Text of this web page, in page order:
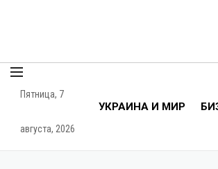
Пятница, 7
августа, 2026
УКРАИНА И МИР